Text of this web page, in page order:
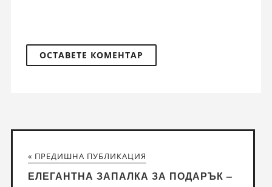
« ПРЕДИШНА ПУБЛИКАЦИЯ
ЕЛЕГАНТНА ЗАПАЛКА ЗА ПОДАРЪК –